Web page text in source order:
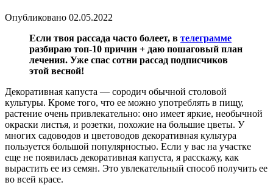
Опубликовано 02.05.2022
Если твоя рассада часто болеет, в телеграмме
разбираю топ-10 причин + даю пошаговый план
лечения. Уже спас сотни рассад подписчиков
этой весной!
Декоративная капуста — сородич обычной столовой
культуры. Кроме того, что ее можно употреблять в пищу,
растение очень привлекательно: оно имеет яркие, необычной
окраски листья, и розетки, похожие на большие цветы. У
многих садоводов и цветоводов декоративная культура
пользуется большой популярностью. Если у вас на участке
еще не появилась декоративная капуста, я расскажу, как
вырастить ее из семян. Это увлекательный способ получить ее
во всей красе.